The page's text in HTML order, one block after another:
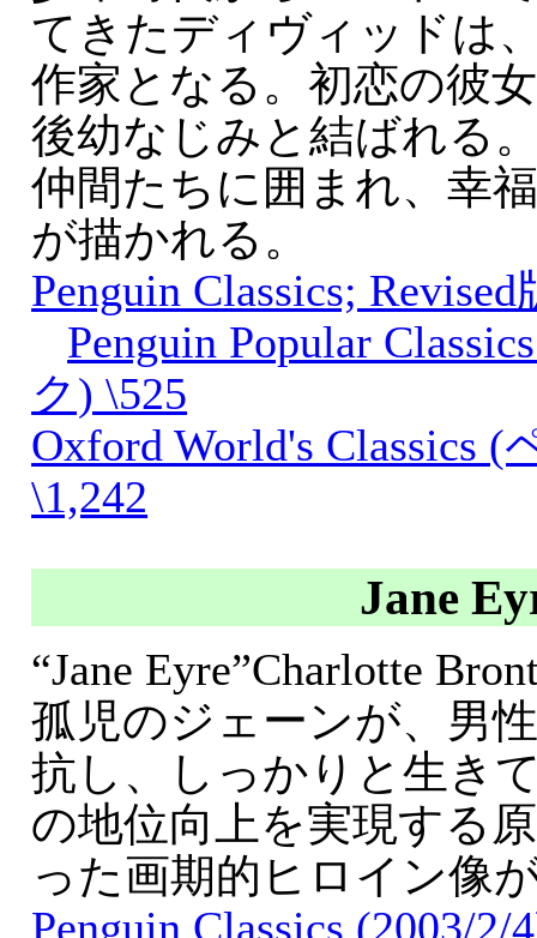
てきたディヴィッドは
作家となる。初恋の彼
後幼なじみと結ばれる
仲間たちに囲まれ、幸
が描かれる。
Penguin Classics;
Penguin Popular
ク) \525
Oxford World's Classics
\1,242
Jane
“Jane Eyre”Charlotte
孤児のジェーンが、男
抗し、しっかりと生き
の地位向上を実現する
った画期的ヒロイン像
Penguin Classics (2003/2/